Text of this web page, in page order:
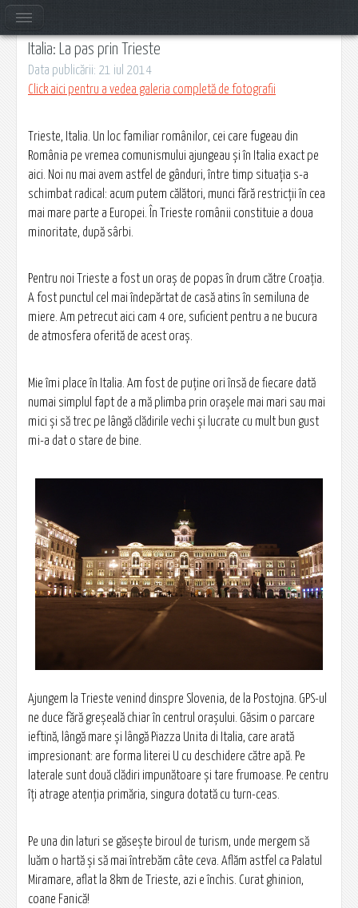
Italia: La pas prin Trieste
Data publicării: 21 iul 2014
Click aici pentru a vedea galeria completă de fotografii
Trieste, Italia. Un loc familiar românilor, cei care fugeau din
România pe vremea comunismului ajungeau și în Italia exact pe
aici. Noi nu mai avem astfel de gânduri, între timp situaţia s-a
schimbat radical: acum putem călători, munci fără restricţii în cea
mai mare parte a Europei. În Trieste românii constituie a doua
minoritate, după sârbi.
Pentru noi Trieste a fost un oraş de popas în drum către Croaţia.
A fost punctul cel mai îndepărtat de casă atins în semiluna de
miere. Am petrecut aici cam 4 ore, suficient pentru a ne bucura
de atmosfera oferită de acest oraş.
Mie îmi place în Italia. Am fost de puţine ori însă de fiecare dată
numai simplul fapt de a mă plimba prin oraşele mai mari sau mai
mici şi să trec pe lângă clădirile vechi şi lucrate cu mult bun gust
mi-a dat o stare de bine.
Ajungem la Trieste venind dinspre Slovenia, de la Postojna. GPS-ul
ne duce fără greşeală chiar în centrul oraşului. Găsim o parcare
ieftină, lângă mare şi lângă Piazza Unita di Italia, care arată
impresionant: are forma literei U cu deschidere către apă. Pe
laterale sunt două clădiri impunătoare şi tare frumoase. Pe centru
îţi atrage atenţia primăria, singura dotată cu turn-ceas.
Pe una din laturi se găseşte biroul de turism, unde mergem să
luăm o hartă şi să mai întrebăm câte ceva. Aflăm astfel ca Palatul
Miramare, aflat la 8km de Trieste, azi e închis. Curat ghinion,
coane Fanică!